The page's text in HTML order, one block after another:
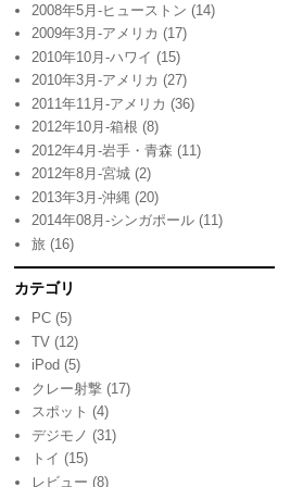
2008年5月-ヒューストン (14)
2009年3月-アメリカ (17)
2010年10月-ハワイ (15)
2010年3月-アメリカ (27)
2011年11月-アメリカ (36)
2012年10月-箱根 (8)
2012年4月-岩手・青森 (11)
2012年8月-宮城 (2)
2013年3月-沖縄 (20)
2014年08月-シンガポール (11)
旅 (16)
カテゴリ
PC (5)
TV (12)
iPod (5)
クレー射撃 (17)
スポット (4)
デジモノ (31)
トイ (15)
レビュー (8)